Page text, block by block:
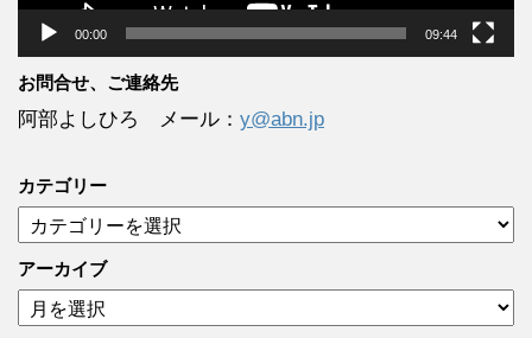
00:00 09:44
お問合せ、ご連絡先
阿部よしひろ メール： y@abn.jp
カテゴリー
テ
ゴ
リ
ー
アーカイブ
ア
ー